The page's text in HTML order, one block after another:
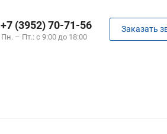
+7 (3952) 70-71-56
Пн. – Пт.: с 9:00 до 18:00
Заказать